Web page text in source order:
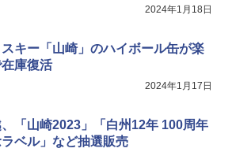
2024年1月18日
スキー「山崎」のハイボール缶が楽
庫復活
2024年1月17日
「山崎2023」「白州12年 100周年
ベル」など抽選販売